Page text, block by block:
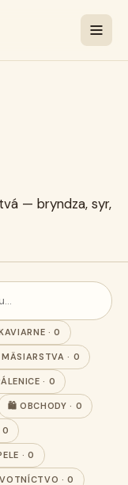
— bryndza, syr,
· 0
MÄSIARSTVA · 0
· 0
🛍️ OBCHODY · 0
0
· 0
· 0